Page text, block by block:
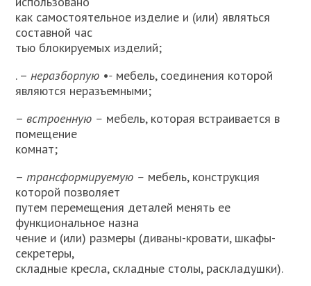
как самостоятельное изделие и (или) являться
составной час­
тью блокируемых изделий;
. –неразборпую •- мебель, соединения которой
являются неразъ­емными;
–встроенную – мебель, которая встраивается в
помещение
комнат;
–трансформируемую – мебель, конструкция
которой позволяет
путем перемещения деталей менять ее
функциональное назна­
чение и (или) размеры (диваны-кровати, шкафы-
секретеры,
складные кресла, складные столы, раскладушки).